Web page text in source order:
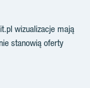
wizualizacje mają
stanowią oferty